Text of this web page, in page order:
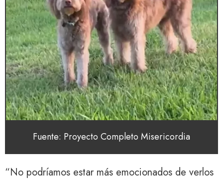
Fuente: Proyecto Completo Misericordia
“No podríamos estar más emocionados de verlos